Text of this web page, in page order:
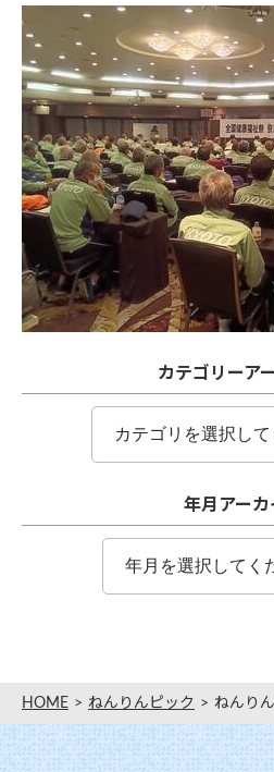
カテゴリーア
年月アーカ
HOME ねんりんピック ねんり